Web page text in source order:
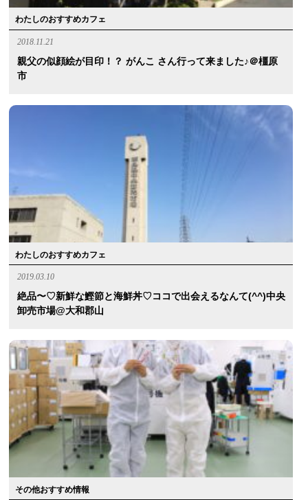
わたしのおすすめカフェ
2018.11.21
親父の似顔絵が目印！？ がんこ さん行って来ました♪＠橿原
市
わたしのおすすめカフェ
2019.03.10
絶品〜♡新鮮な鰹節と海鮮丼♡ココで出会えるなんて(^^)中央
卸売市場@大和郡山
その他おすすめ情報